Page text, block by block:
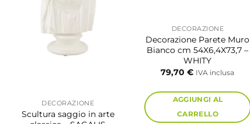
DECORAZIONE
Scultura saggio in arte
DECORAZIONE
Decorazione Parete Muro
Bianco cm 54X6,4X73,7 –
WHITY
79,70€ IVA inclusa
AGGIUNGI AL
CARRELLO